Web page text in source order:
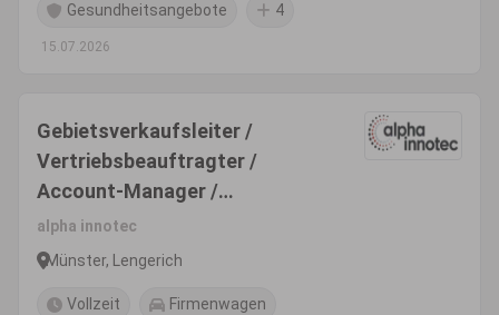
Gesundheitsangebote 4
15.07.2026
Gebietsverkaufsleiter /
Vertriebsbeauftragter /
Account-Manager /
Verkaufsberater (m/w/d)
alpha innotec
Münster, Lengerich
Vollzeit Firmenwagen